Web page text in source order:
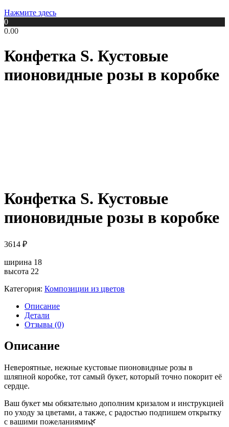
Нажмите здесь
0
0.00
Конфетка S. Кустовые
пионовидные розы в коробке
Конфетка S. Кустовые
пионовидные розы в коробке
3614 ₽
ширина 18
высота 22
Категория: Композиции из цветов
Описание
Детали
Отзывы (0)
Описание
Невероятные, нежные кустовые пионовидные розы в
шляпной коробке, тот самый букет, который точно покорит её
сердце.
Ваш букет мы обязательно дополним кризалом и инструкцией
по уходу за цветами, а также, с радостью подпишем открытку
с вашими пожеланиями🌿